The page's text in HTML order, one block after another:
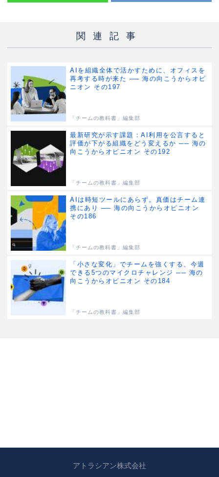
関連記事
AIを組織全体で活かすために、オフィスを
再考する時が来た ── 海の向こうからオピ
ニオン その197
「チームの教科書」編集部
最新研究が示す課題：AI利用を公言すると
評価が下がる組織をどう変えるか ── 海の
向こうからオピニオン その192
「チームの教科書」編集部
AIは時短ツールにあらず。真価はチーム連
携にあり ── 海の向こうからオピニオン
その186
「チームの教科書」編集部
「小さな変化」でチームを強くする、今週
できる5つのマイクロチャレンジ ── 海の
向こうからオピニオン その184
「チームの教科書」編集部
アトラシアン株式会社